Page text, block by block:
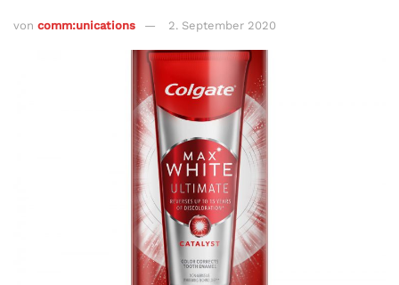
von comm:unications 2. September 2020